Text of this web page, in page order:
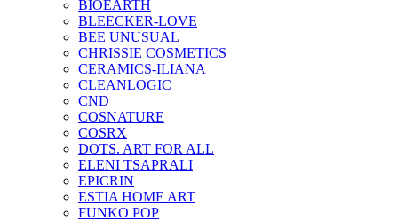
BIOEARTH
BLEECKER-LOVE
BEE UNUSUAL
CHRISSIE COSMETICS
CERAMICS-ILIANA
CLEANLOGIC
CND
COSNATURE
COSRX
DOTS. ART FOR ALL
ELENI TSAPRALI
EPICRIN
ESTIA HOME ART
FUNKO POP